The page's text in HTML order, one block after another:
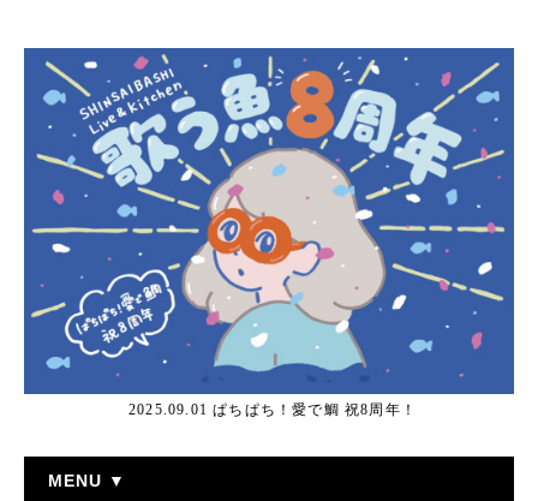
2025.09.01 ぱちぱち！愛で鯛 祝8周年！
MENU ▼